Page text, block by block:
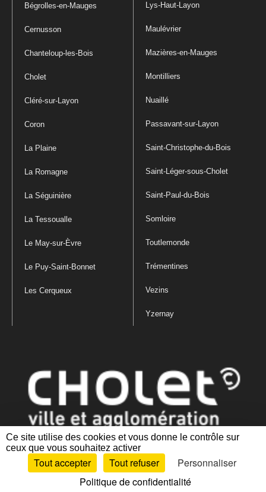
Ce site utilise des cookies et vous donne le contrôle sur
ceux que vous souhaitez activer
Tout accepter Tout refuser
Personnaliser
Politique de confidentialité
Bégrolles-en-Mauges
Cernusson
Chanteloup-les-Bois
Cholet
Cléré-sur-Layon
Coron
La Plaine
La Romagne
La Séguinière
La Tessoualle
Le May-sur-Èvre
Le Puy-Saint-Bonnet
Les Cerqueux
Lys-Haut-Layon
Maulévrier
Mazières-en-Mauges
Montilliers
Nuaillé
Passavant-sur-Layon
Saint-Christophe-du-Bois
Saint-Léger-sous-Cholet
Saint-Paul-du-Bois
Somloire
Toutlemonde
Trémentines
Vezins
Yzernay
Mentions légales|Politique de confidentialité
des cookies |Plan du site Accessibilité : partiellement conforme